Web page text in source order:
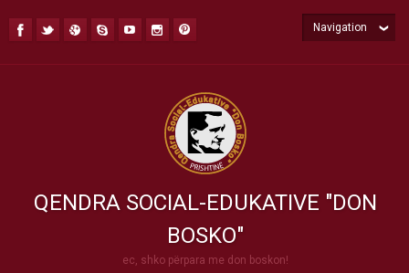
QENDRA SOCIAL-EDUKATIVE "DON
BOSKO"
ec, shko përpara me don boskon!
Navigation